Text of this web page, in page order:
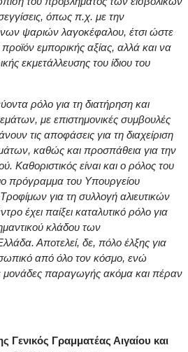
όπως π.χ. με την
ψαριών λαγοκέφαλου, έτσι ώστε
εμπορικής αξίας, αλλά και να
εκμετάλλευσης του ίδιου του
ρόλο για τη διατήρηση και
με επιστημονικές συμβουλές
τις αποφάσεις για τη διαχείριση
καθώς και προσπάθεια για την
Καθοριστικός είναι και ο ρόλος του
πρόγραμμα του Υπουργείου
για τη συλλογή αλιευτικών
έχει παίξει καταλυτικό ρόλο για
κλάδου των
Αποτελεί, δε, πόλο έλξης για
από όλο τον κόσμο, ενώ
μονάδες παραγωγής ακόμα και πέραν
Γραμματέας Αιγαίου και